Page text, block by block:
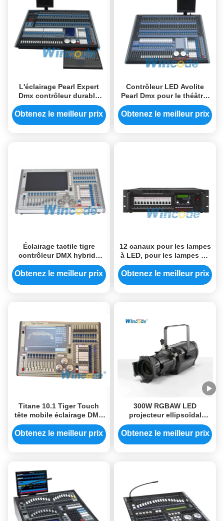
L'éclairage Pearl Expert
Dmx contrôleur durable
avec processeurs
multithreading
Obtenez le meilleur prix
Contrôleur LED Avolite
Pearl Dmx pour le théâtre,
Contrôleur RGB Dmx avec
écran LCD 320x240
Obtenez le meilleur prix
Éclairage tactile tigre
contrôleur DMX hybride
rapide grand écran pour le
club / KTV
Obtenez le meilleur prix
12 canaux pour les lampes
à LED, pour les lampes de
scène
Obtenez le meilleur prix
Titane 10.1 Tiger Touch
tête mobile éclairage DMX
contrôleur intégré - en UPS
ininterrompu
Obtenez le meilleur prix
300W RGBAW LED
projecteur ellipsoïdal
contrôle DMX512/RDM
éclairage de théâtre et de
Obtenez le meilleur prix